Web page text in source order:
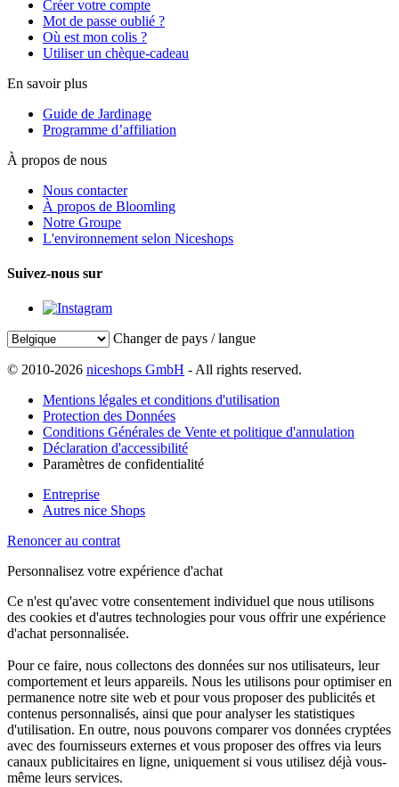
Créer votre compte
Mot de passe oublié ?
Où est mon colis ?
Utiliser un chèque-cadeau
En savoir plus
Guide de Jardinage
Programme d’affiliation
À propos de nous
Nous contacter
À propos de Bloomling
Notre Groupe
L'environnement selon Niceshops
Suivez-nous sur
Changer de pays / langue
© 2010-2026 niceshops GmbH - All rights reserved.
Mentions légales et conditions d'utilisation
Protection des Données
Conditions Générales de Vente et politique d'annulation
Déclaration d'accessibilité
Paramètres de confidentialité
Entreprise
Autres nice Shops
Renoncer au contrat
Personnalisez votre expérience d'achat
Ce n'est qu'avec votre consentement individuel que nous utilisons
des cookies et d'autres technologies pour vous offrir une expérience
d'achat personnalisée.
Pour ce faire, nous collectons des données sur nos utilisateurs, leur
comportement et leurs appareils. Nous les utilisons pour optimiser en
permanence notre site web et pour vous proposer des publicités et
contenus personnalisés, ainsi que pour analyser les statistiques
d'utilisation. En outre, nous pouvons comparer vos données cryptées
avec des fournisseurs externes et vous proposer des offres via leurs
canaux publicitaires en ligne, uniquement si vous utilisez déjà vous-
même leurs services.